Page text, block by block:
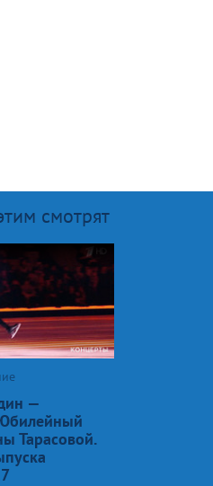
смотрят
—
Тарасовой.